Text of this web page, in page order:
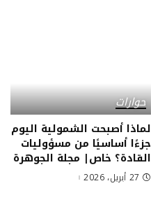
حوارات
لماذا أصبحت الشمولية اليوم
جزءًا أساسيًا من مسؤوليات
القادة؟ خاص| مجلة الجوهرة
27 أبريل، 2026